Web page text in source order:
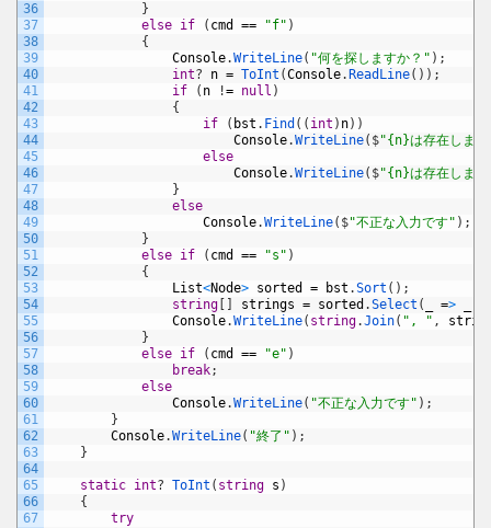
36
37
38
39
40
41
42
43
44
45
46
47
48
49
50
51
52
53
54
55
56
57
58
59
60
61
62
63
64
65
66
67
}
else if ( cmd == "f" )
{
Console.WriteLine( "何を探しますか？" ) ;
int? n = ToInt (Console. ReadLine( ) ) ;
if
( n != null )
{
if
( bst . Find ( ( int ) n) )
Console.WriteLine( $"{n}は存在しま
else
Console.WriteLine( $"{n}は存在しま
}
else
Console.WriteLine( $"不正な入力です" ) ;
}
else if ( cmd == "s" )
{
List<Node> sorted = bst .Sort ( ) ;
string
strings = sorted .Select ( =>
Console.WriteLine( string.Join( ", " ,
}
else if ( cmd == "e" )
break;
else
Console.WriteLine( "不正な入力です" ) ;
}
Console.WriteLine( "終了" ) ;
}
static int? ToInt ( string s )
{
try